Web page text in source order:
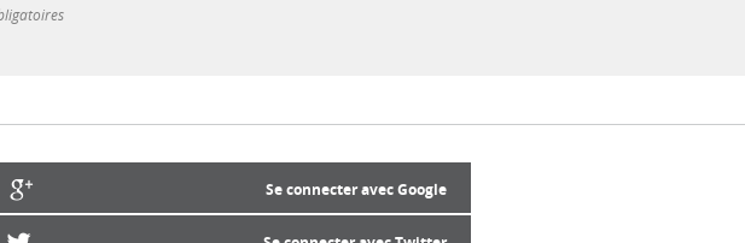
Se connecter avec Google